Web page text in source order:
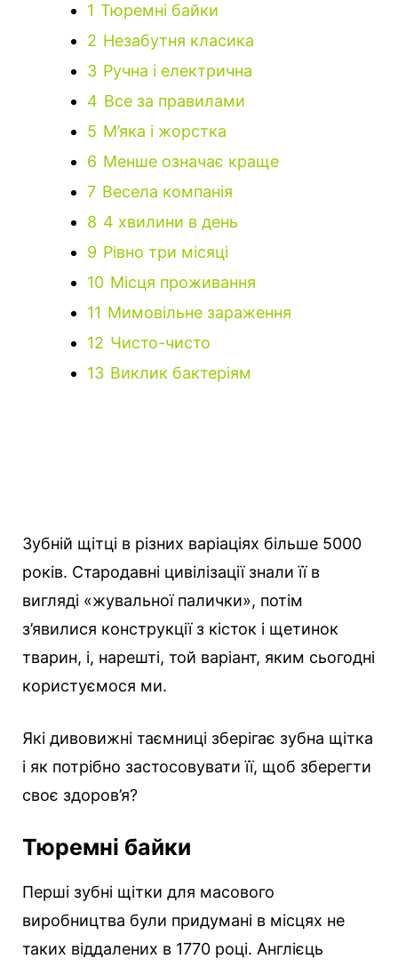
1 Тюремні байки
2 Незабутня класика
3 Ручна і електрична
4 Все за правилами
5 М’яка і жорстка
6 Менше означає краще
7 Весела компанія
8 4 хвилини в день
9 Рівно три місяці
10 Місця проживання
11 Мимовільне зараження
12 Чисто-чисто
13 Виклик бактеріям
Зубній щітці в різних варіаціях більше 5000
років. Стародавні цивілізації знали її в
вигляді «жувальної палички», потім
з’явилися конструкції з кісток і щетинок
тварин, і, нарешті, той варіант, яким сьогодні
користуємося ми.
Які дивовижні таємниці зберігає зубна щітка
і як потрібно застосовувати її, щоб зберегти
своє здоров’я?
Тюремні байки
Перші зубні щітки для масового
виробництва були придумані в місцях не
таких віддалених в 1770 році. Англієць